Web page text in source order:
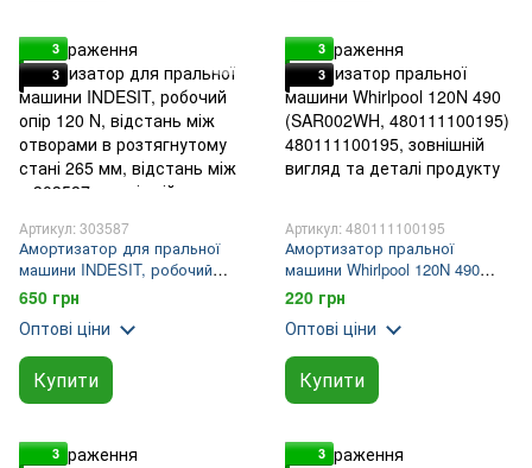
3
3
Артикул: 303587
Амортизатор для пральної
машини INDESIT, робочий
опір 120 N, відстань між
отворами в розтягнутому
стані 265 мм, відстань між о
650 грн
Оптові ціни
Купити
3
3
Артикул: 480111100195
Амортизатор пральної
машини Whirlpool 120N 490
(SAR002WH, 480111100195)
220 грн
Оптові ціни
Купити
3
3